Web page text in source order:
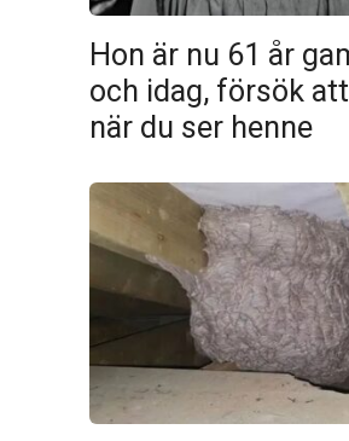
Hon är nu 61 år
och idag, försök
när du ser henne